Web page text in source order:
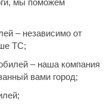
мы поможем
– независимо от
ТС;
– наша компания
вами город;